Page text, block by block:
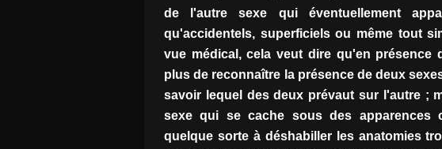
de l'autre sexe qui éventuellement
qu'accidentels, superficiels ou même tout
vue médical, cela veut dire qu'en présence
plus de reconnaître la présence de deux
savoir lequel des deux prévaut sur l'autre ;
sexe qui se cache sous des apparences
quelque sorte à déshabiller les anatomies